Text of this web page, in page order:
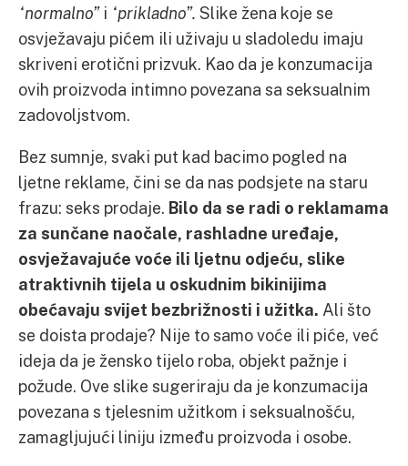
“normalno” i “prikladno”. Slike žena koje se
osvježavaju pićem ili uživaju u sladoledu imaju
skriveni erotični prizvuk. Kao da je konzumacija
ovih proizvoda intimno povezana sa seksualnim
zadovoljstvom.
Bez sumnje, svaki put kad bacimo pogled na
ljetne reklame, čini se da nas podsjete na staru
frazu: seks prodaje. Bilo da se radi o reklamama
za sunčane naočale, rashladne uređaje,
osvježavajuće voće ili ljetnu odjeću, slike
atraktivnih tijela u oskudnim bikinijima
obećavaju svijet bezbrižnosti i užitka. Ali što
se doista prodaje? Nije to samo voće ili piće, već
ideja da je žensko tijelo roba, objekt pažnje i
požude. Ove slike sugeriraju da je konzumacija
povezana s tjelesnim užitkom i seksualnošću,
zamagljujući liniju između proizvoda i osobe.